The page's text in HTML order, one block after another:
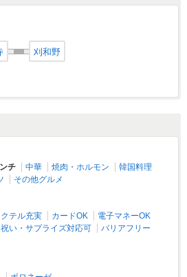
刈和野
チ 中華 焼肉・ホルモン
韓国料理
その他グルメ
テル充実 カードOK
電子マネーOK
い・サプライズ対応可
バリアフリー